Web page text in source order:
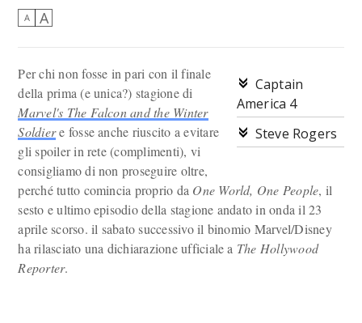
A A
Captain
America 4
Steve Rogers
Per chi non fosse in pari con il finale
della prima (e unica?) stagione di
Marvel's The Falcon and the Winter
Soldiere fosse anche riuscito a evitare
gli spoiler in rete (complimenti), vi
consigliamo di non proseguire oltre,
perché tutto comincia proprio da One World, One People, il
sesto e ultimo episodio della stagione andato in onda il 23
aprile scorso. il sabato successivo il binomio Marvel/Disney
ha rilasciato una dichiarazione ufficiale a The Hollywood
Reporter.